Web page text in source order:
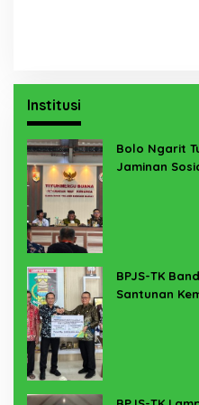
Institusi
Bolo Ngarit
Jaminan
BPJS-TK
Santunan